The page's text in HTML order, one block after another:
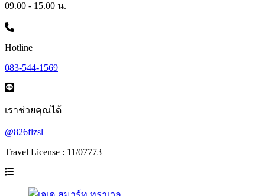
09.00 - 15.00 น.
Hotline
083-544-1569
เราช่วยคุณได้
@826flzsl
Travel License : 11/07773